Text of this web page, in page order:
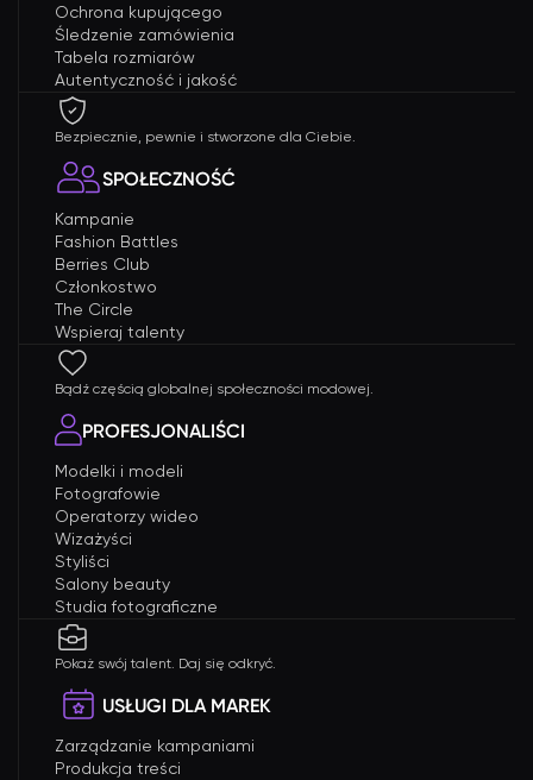
Ochrona kupującego
Śledzenie zamówienia
Tabela rozmiarów
Autentyczność i jakość
Bezpiecznie, pewnie i stworzone dla Ciebie.
SPOŁECZNOŚĆ
Kampanie
Fashion Battles
Berries Club
Członkostwo
The Circle
Wspieraj talenty
Bądź częścią globalnej społeczności modowej.
PROFESJONALIŚCI
Modelki i modeli
Fotografowie
Operatorzy wideo
Wizażyści
Styliści
Salony beauty
Studia fotograficzne
Pokaż swój talent. Daj się odkryć.
USŁUGI DLA MAREK
Zarządzanie kampaniami
Produkcja treści